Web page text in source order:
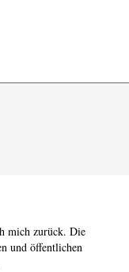
mich zurück. Die
und öffentlichen